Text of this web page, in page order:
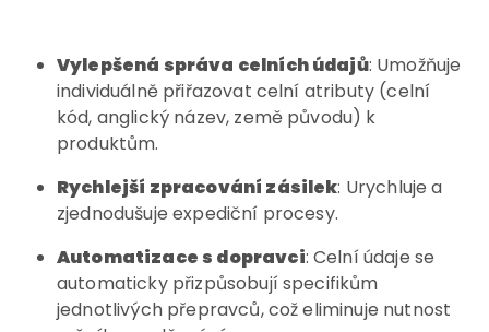
Vylepšená správa celních údajů: Umožňuje
individuálně přiřazovat celní atributy (celní
kód, anglický název, země původu) k
produktům.
Rychlejší zpracování zásilek: Urychluje a
zjednodušuje expediční procesy.
Automatizace s dopravci: Celní údaje se
automaticky přizpůsobují specifikům
jednotlivých přepravců, což eliminuje nutnost